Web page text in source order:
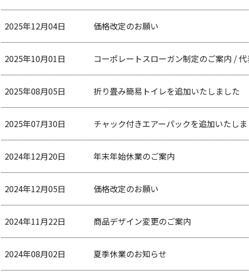
2025年12月04日 価格改定のお願い
2025年10月01日 コーポレートスローガン制定のご案内 /
2025年08月05日 折り畳み簡易トイレを追加いたしました
2025年07月30日 チャック付きエアーパックを追加いたし
2024年12月20日 年末年始休業のご案内
2024年12月05日 価格改定のお願い
2024年11月22日 商品デザイン変更のご案内
2024年08月02日 夏季休業のお知らせ